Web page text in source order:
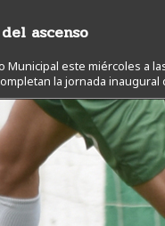
ascenso
este miércoles a
la jornada inaugural